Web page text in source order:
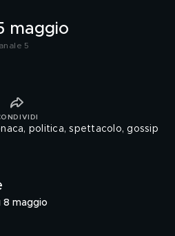
maggio
5
politica, spettacolo, gossip
8 maggio